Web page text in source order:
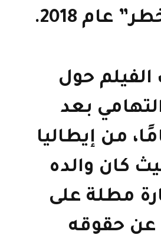
عام 2018.
الفيلم حول
بعد
28 عامًا، من إيطاليا
كان والده
مطلة على
عن حقوقه